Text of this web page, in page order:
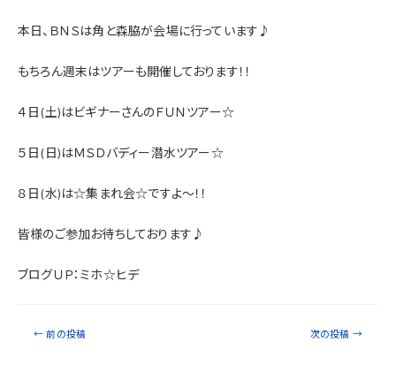
本日、ＢＮＳは角と森脇が会場に行っています♪
もちろん週末はツアーも開催しております！！
４日(土)はビギナーさんのＦＵＮツアー☆
５日(日)はＭＳＤバディー潜水ツアー☆
８日(水)は☆集まれ会☆ですよ～！！
皆様のご参加お待ちしております♪
ブログＵＰ：ミホ☆ヒデ
← 前の投稿 次の投稿 →